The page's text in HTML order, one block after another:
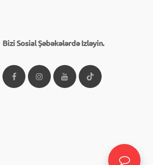
Bizi Sosial Şəbəkələrdə Izləyin.